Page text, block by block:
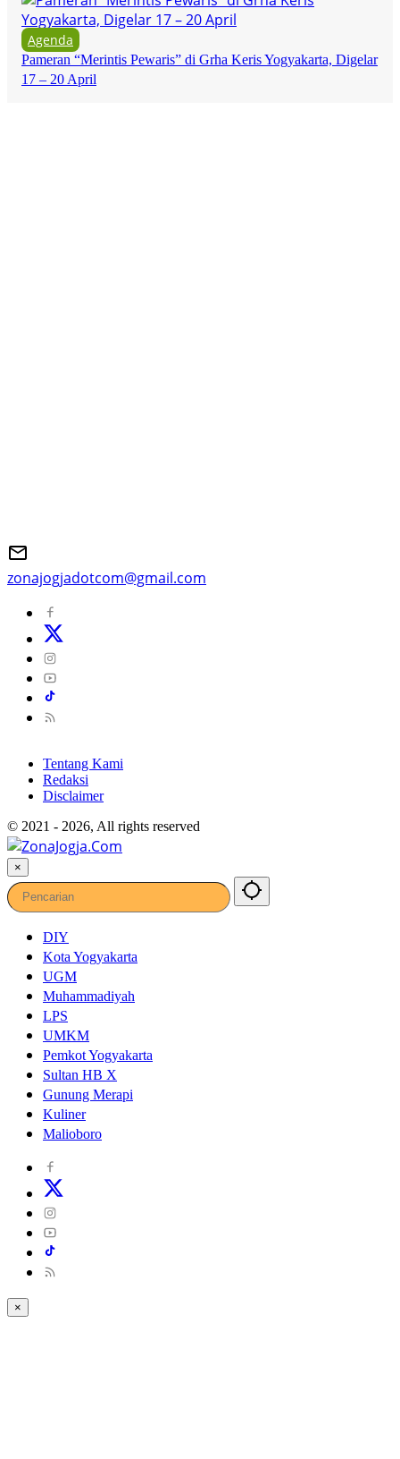
Agenda
Pameran “Merintis Pewaris” di Grha Keris Yogyakarta, Digelar
17 – 20 April
zonajogjadotcom@gmail.com
Tentang Kami
Redaksi
Disclaimer
© 2021 - 2026, All rights reserved
×
DIY
Kota Yogyakarta
UGM
Muhammadiyah
LPS
UMKM
Pemkot Yogyakarta
Sultan HB X
Gunung Merapi
Kuliner
Malioboro
×